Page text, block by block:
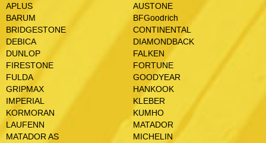
APLUS
AUSTONE
BARUM
BFGoodrich
BRIDGESTONE
CONTINENTAL
DEBICA
DIAMONDBACK
DUNLOP
FALKEN
FIRESTONE
FORTUNE
FULDA
GOODYEAR
GRIPMAX
HANKOOK
IMPERIAL
KLEBER
KORMORAN
KUMHO
LAUFENN
MATADOR
MATADOR AS
MICHELIN